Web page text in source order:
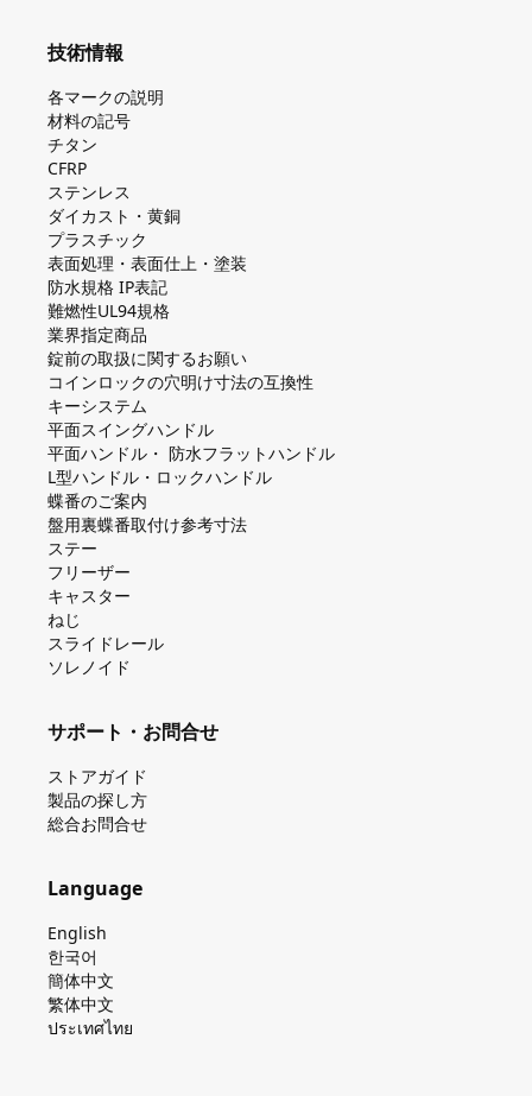
技術情報
各マークの説明
材料の記号
チタン
CFRP
ステンレス
ダイカスト・⻩銅
プラスチック
表面処理・表面仕上・塗装
防⽔規格 IP表記
難燃性UL94規格
業界指定商品
錠前の取扱に関するお願い
コインロックの⽳明け⼨法の互換性
キーシステム
平⾯スイングハンドル
平⾯ハンドル・ 防⽔フラットハンドル
L型ハンドル・ロックハンドル
蝶番のご案内
盤⽤裏蝶番取付け参考⼨法
ステー
フリーザー
キャスター
ねじ
スライドレール
ソレノイド
サポート・お問合せ
ストアガイド
製品の探し⽅
総合お問合せ
Language
English
한국어
簡体中文
繁体中文
ประเทศไทย